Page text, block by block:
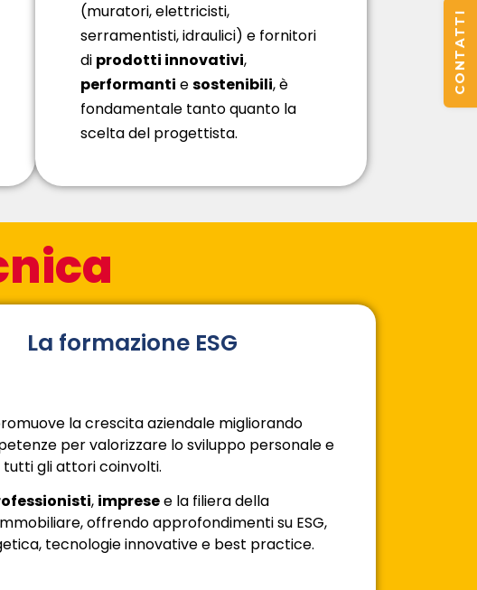
(muratori, elettricisti,
serramentisti, idraulici) e fornitori
di prodotti innovativi,
performanti esostenibili, è
fondamentale tanto quanto la
scelta del progettista.
La formazione ESG
la crescita aziendale migliorando
per valorizzare lo sviluppo personale e
tutti gli attori coinvolti.
, impresee la filiera della
offrendo approfondimenti su ESG,
tecnologie innovative e best practice.
CONTATTI